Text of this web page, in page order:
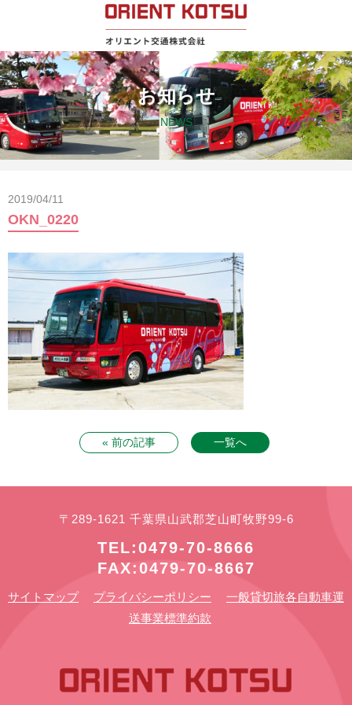
お知らせ
NEWS
2019/04/11
OKN_0220
« 前の記事 一覧へ
〒289-1621 千葉県山武郡芝山町牧野99-6
TEL:0479-70-8666
FAX:0479-70-8667
サイトマップ プライバシーポリシー
一般貸切旅各自動車運
送事業標準約款